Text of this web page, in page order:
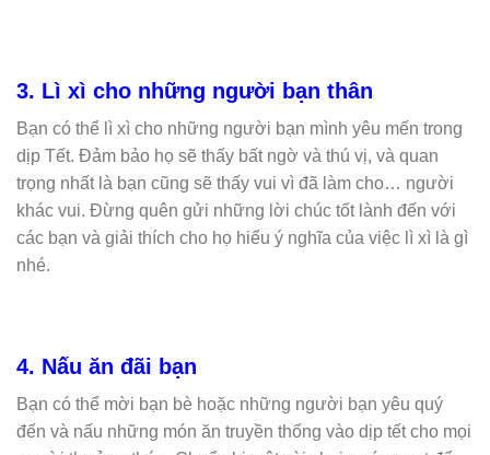
3. Lì xì cho những người bạn thân
Bạn có thể lì xì cho những người bạn mình yêu mến trong
dịp Tết. Đảm bảo họ sẽ thấy bất ngờ và thú vị, và quan
trọng nhất là bạn cũng sẽ thấy vui vì đã làm cho… người
khác vui. Đừng quên gửi những lời chúc tốt lành đến với
các bạn và giải thích cho họ hiểu ý nghĩa của việc lì xì là gì
nhé.
4. Nấu ăn đãi bạn
Bạn có thể mời bạn bè hoặc những người bạn yêu quý
đến và nấu những món ăn truyền thống vào dịp tết cho mọi